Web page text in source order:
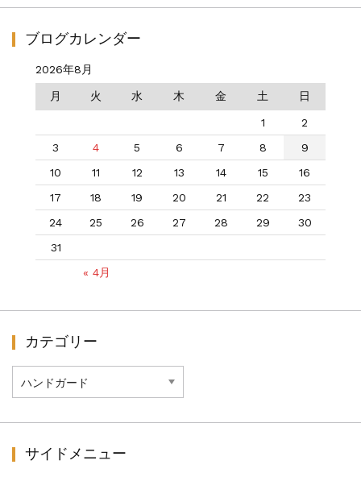
ブログカレンダー
2026年8月
月 火 水 木 金 土 日
« 4月
1
2
3
4 5 6 7 8
9
10
11 12 13 14 15
16
17
18 19 20 21 22
23
24
25 26 27 28 29
30
31
カテゴリー
テ
ゴ
サイドメニュー